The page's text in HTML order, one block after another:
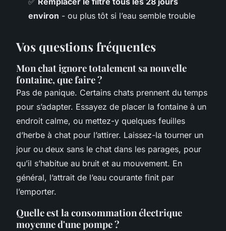
environ - ou plus tôt si l’eau semble trouble
Vos questions fréquentes
Mon chat ignore totalement sa nouvelle
fontaine, que faire ?
Pas de panique. Certains chats prennent du temps
pour s’adapter. Essayez de placer la fontaine à un
endroit calme, ou mettez-y quelques feuilles
d’herbe à chat pour l’attirer. Laissez-la tourner un
jour ou deux sans le chat dans les parages, pour
qu’il s’habitue au bruit et au mouvement. En
général, l’attrait de l’eau courante finit par
l’emporter.
Quelle est la consommation électrique
moyenne d'une pompe ?